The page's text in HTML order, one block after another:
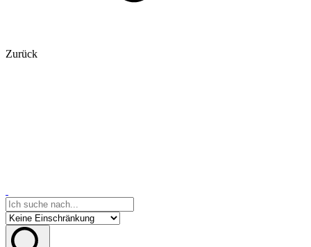
Zurück